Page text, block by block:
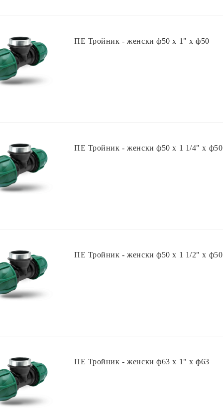
ПЕ Тройник - женски ф50 х 1" х ф50
ПЕ Тройник - женски ф50 х 1 1/4" х ф50
ПЕ Тройник - женски ф50 х 1 1/2" х ф50
ПЕ Тройник - женски ф63 х 1" х ф63